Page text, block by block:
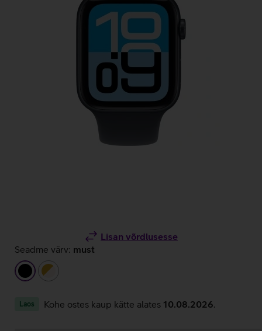
Lisan võrdlusesse
Seadme värv: must
mustkuldne/beež
Laos Kohe ostes kaup kätte alates 10.08.2026